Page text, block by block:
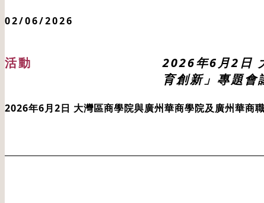
02/06/2026
活動
2026年6月2日
育創新」專題會
2026年6月2日 大灣區商學院與廣州華商學院及廣州華